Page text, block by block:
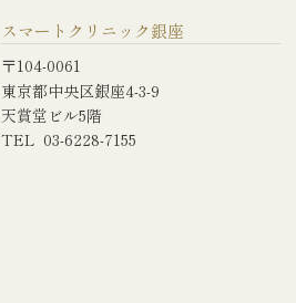
スマートクリニック銀座
〒104-0061
東京都中央区銀座4-3-9
天賞堂ビル5階
TEL 03-6228-7155